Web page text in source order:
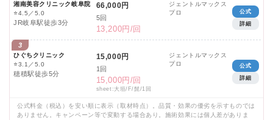
湘南美容クリニック岐阜院
⭐4.5／5.0
JR岐阜駅徒歩3分
66,000円
5回
13,200円/回
ジェントルマックス
プロ
公式
詳細
3
ひぐちクリニック
⭐3.1／5.0
穂積駅徒歩5分
15,000円
1回
15,000円/回
sheet:大垣/F/髭/1回
ジェントルマックス
プロ
公式
詳細
公式料金（税込）を安い順に表示（取材時点）。品質・効果の優劣を示すものでは
ありません。キャンペーン等で変動する場合あり。施術効果には個人差がありま